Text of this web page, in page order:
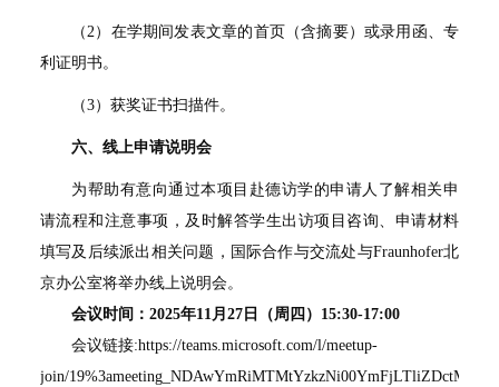
（2）在学期间发表文章的首页（含摘要）或录用函、专
利证明书。
（3）获奖证书扫描件。
六、线上申请说明会
为帮助有意向通过本项目赴德访学的申请人了解相关申
请流程和注意事项，及时解答学生出访项目咨询、申请材料
填写及后续派出相关问题，国际合作与交流处与Fraunhofer北
京办公室将举办线上说明会。
会议时间： 2025年11月 27 日（周四） 15:30-17:00
会议链接:https://teams.microsoft.com/l/meetup-
join/